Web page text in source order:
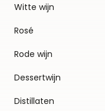
Witte wijn
Rosé
Rode wijn
Dessertwijn
Distillaten